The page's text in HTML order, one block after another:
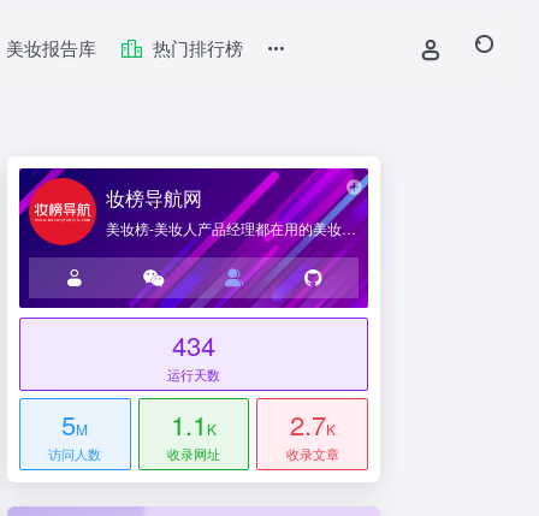
美妆报告库 热门排行榜
妆榜导航网
美妆榜-美妆人产品经理都在用的美妆产业导航网站
434
运行天数
5M
访问人数
1.1 K
收录网址
2.7K
收录文章